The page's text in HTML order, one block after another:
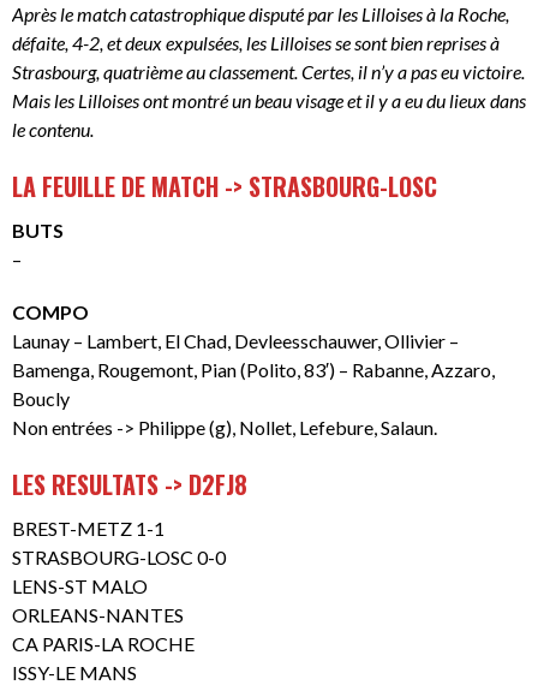
Après le match catastrophique disputé par les Lilloises à la Roche,
défaite, 4-2, et deux expulsées, les Lilloises se sont bien reprises à
Strasbourg, quatrième au classement. Certes, il n’y a pas eu victoire.
Mais les Lilloises ont montré un beau visage et il y a eu du lieux dans
le contenu.
LA FEUILLE DE MATCH -> STRASBOURG-LOSC
BUTS
–
COMPO
Launay – Lambert, El Chad, Devleesschauwer, Ollivier –
Bamenga, Rougemont, Pian (Polito, 83′) – Rabanne, Azzaro,
Boucly
Non entrées -> Philippe (g), Nollet, Lefebure, Salaun.
LES RESULTATS -> D2FJ8
BREST-METZ 1-1
STRASBOURG-LOSC 0-0
LENS-ST MALO
ORLEANS-NANTES
CA PARIS-LA ROCHE
ISSY-LE MANS